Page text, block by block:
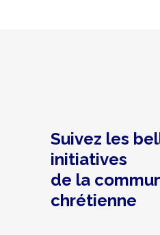
Suivez les
initiatives
de la
chrétienne